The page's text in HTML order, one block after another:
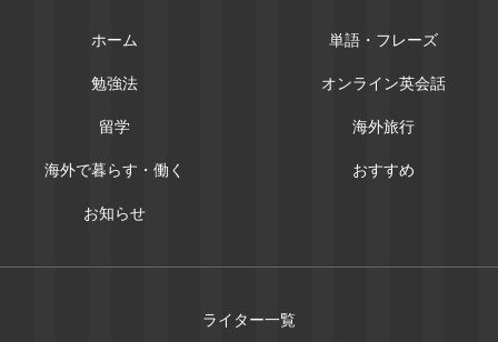
ホーム 単語・フレーズ
勉強法 オンライン英会話
留学 海外旅行
海外で暮らす・働く おすすめ
お知らせ
ライター一覧